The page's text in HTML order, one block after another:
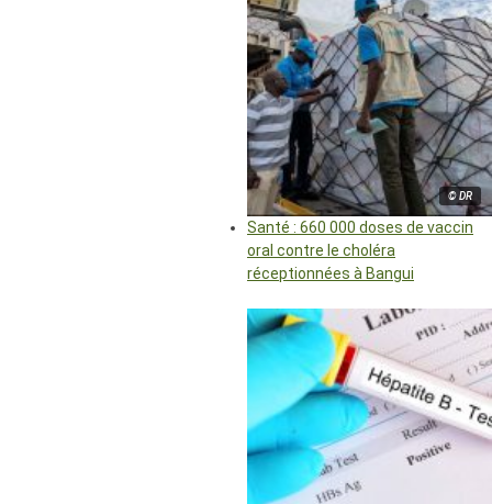
© DR
Santé : 660 000 doses de vaccin
oral contre le choléra
réceptionnées à Bangui